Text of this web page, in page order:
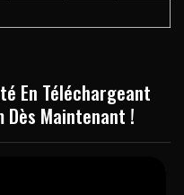
En Téléchargeant
Dès Maintenant !